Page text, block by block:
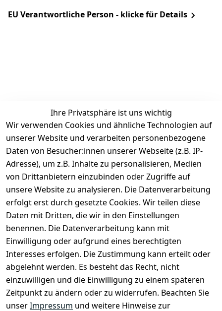
EU Verantwortliche Person - klicke für Details
Ihre Privatsphäre ist uns wichtig
Wir verwenden Cookies und ähnliche Technologien auf
unserer Website und verarbeiten personenbezogene
Daten von Besucher:innen unserer Webseite (z.B. IP-
Adresse), um z.B. Inhalte zu personalisieren, Medien
von Drittanbietern einzubinden oder Zugriffe auf
unsere Website zu analysieren. Die Datenverarbeitung
erfolgt erst durch gesetzte Cookies. Wir teilen diese
Daten mit Dritten, die wir in den Einstellungen
benennen. Die Datenverarbeitung kann mit
Einwilligung oder aufgrund eines berechtigten
Interesses erfolgen. Die Zustimmung kann erteilt oder
abgelehnt werden. Es besteht das Recht, nicht
einzuwilligen und die Einwilligung zu einem späteren
Zeitpunkt zu ändern oder zu widerrufen. Beachten Sie
unserImpressum und weitere Hinweise zur
Rechtliches
AGB
Impressum
Datenschutze
rklärung
Widerrufsrec
ht
Services
Kontakt
Kundenservic
e
Zahlung &
Versand
Batteriegeset
z
Newsletter
Unsere
Partner
FAQ
Zahlung &
Versand
Kontakt
+49
Mail:
info@select
ed-lights.de
Unter den
Weingärten 42
63546
selected-lights
selected-